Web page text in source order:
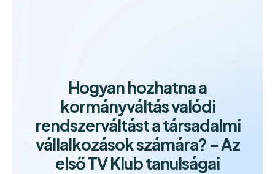
Hogyan hozhatna a
kormányváltás valódi
rendszerváltást a társadalmi
vállalkozások számára? – Az
első TV Klub tanulságai